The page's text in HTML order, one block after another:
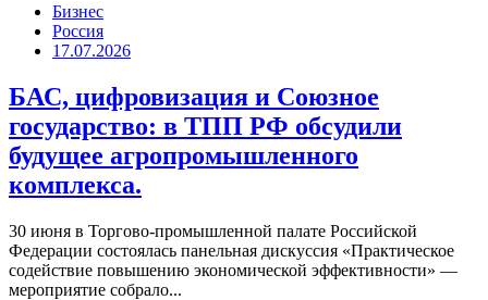
Бизнес
Россия
17.07.2026
БАС, цифровизация и Союзное
государство: в ТПП РФ обсудили
будущее агропромышленного
комплекса.
30 июня в Торгово-промышленной палате Российской
Федерации состоялась панельная дискуссия «Практическое
содействие повышению экономической эффективности» —
мероприятие собрало...